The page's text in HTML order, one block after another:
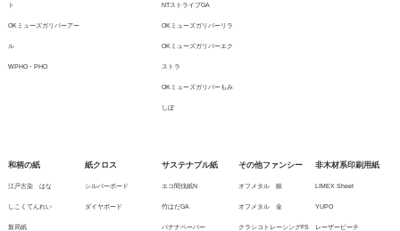
ト
OKミューズガリバーアー
ル
WPHO・PHO
NTストライプGA
OKミューズガリバーリラ
OKミューズガリバーエク
ストラ
OKミューズガリバーもみ
しぼ
和柄の紙
江戸古染 はな
しこくてんれい
新局紙
紙クロス
シルバーボード
ダイヤボード
サステナブル紙
エコ間伐紙N
竹はだGA
バナナペーパー
その他ファンシー
オフメタル 銀
オフメタル 金
クラシコトレーシングFS
非木材系印刷用紙
LIMEX Sheet
YUPO
レーザーピーチ